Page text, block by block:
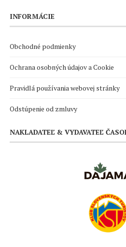
INFORMÁCIE
Obchodné podmienky
Ochrana osobných údajov a Cookie
Pravidlá používania webovej stránky
Odstúpenie od zmluvy
NAKLADATEĽ & VYDAVATEĽ